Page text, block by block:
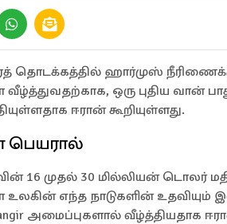
தொடக்கத்தில் ஹார்முஸ்
ஒரு புதிய வான்
ஈரான் கூறியுள்ளது.
பெயரால்
16 முதல் 30 மில்லியன் டொலர்
எந்த நாடுகளின் உதவியும்
அமைப்புகளால் வீழ்த்தியதாக